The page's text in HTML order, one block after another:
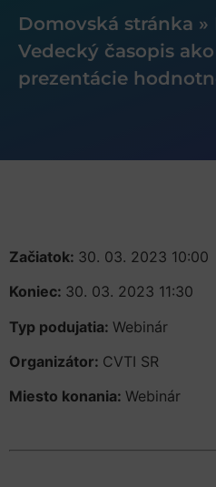
Domovská stránka »
Vedecký časopis
prezentácie
Začiatok: 30. 03. 2023 10:00
Koniec: 30. 03. 2023 11:30
Typ podujatia: Webinár
Organizátor: CVTI SR
Miesto konania: Webinár